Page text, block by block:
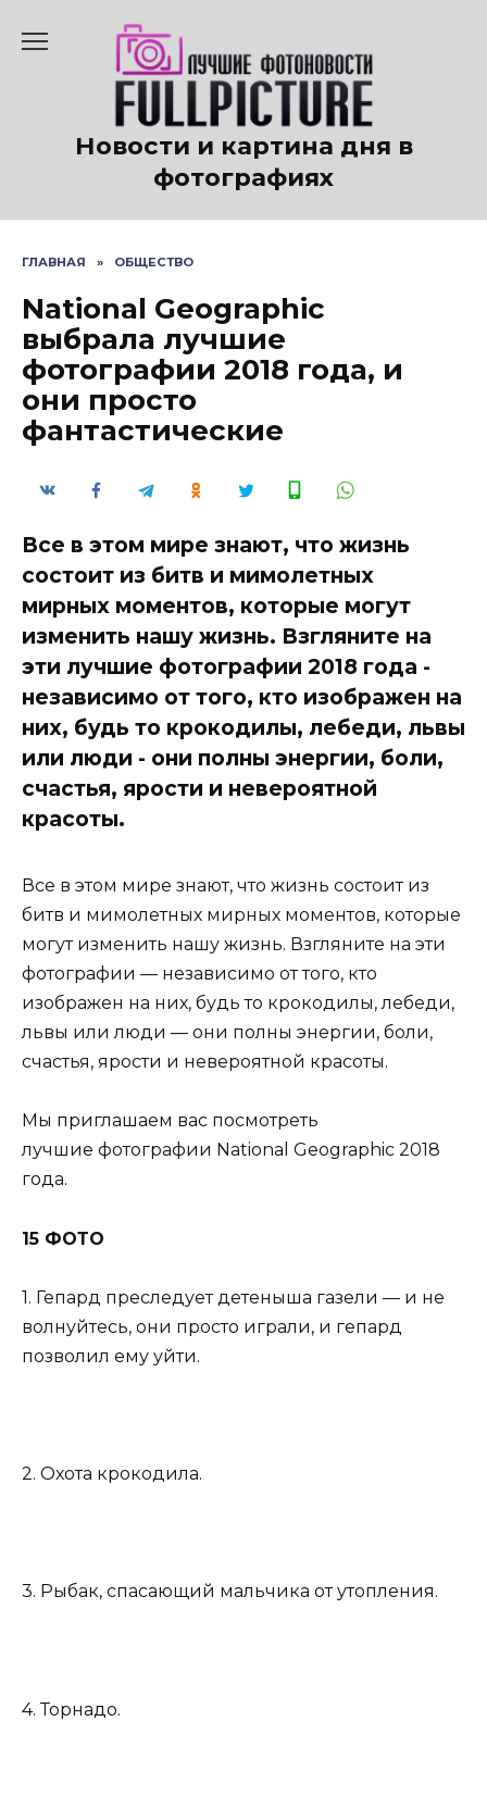
содержанию
Новости и картина дня в
фотографиях
ГЛАВНАЯ » ОБЩЕСТВО
National Geographic
выбрала лучшие
фотографии 2018 года, и
они просто
фантастические
Все в этом мире знают, что жизнь
состоит из битв и мимолетных
мирных моментов, которые могут
изменить нашу жизнь. Взгляните на
эти лучшие фотографии 2018 года -
независимо от того, кто изображен на
них, будь то крокодилы, лебеди, львы
или люди - они полны энергии, боли,
счастья, ярости и невероятной
красоты.
Все в этом мире знают, что жизнь состоит из
битв и мимолетных мирных моментов, которые
могут изменить нашу жизнь. Взгляните на эти
фотографии — независимо от того, кто
изображен на них, будь то крокодилы, лебеди,
львы или люди — они полны энергии, боли,
счастья, ярости и невероятной красоты.
Мы приглашаем вас посмотреть
лучшие фотографии National Geographic 2018
года.
15 ФОТО
1. Гепард преследует детеныша газели — и не
волнуйтесь, они просто играли, и гепард
позволил ему уйти.
2. Охота крокодила.
3. Рыбак, спасающий мальчика от утопления.
4. Торнадо.